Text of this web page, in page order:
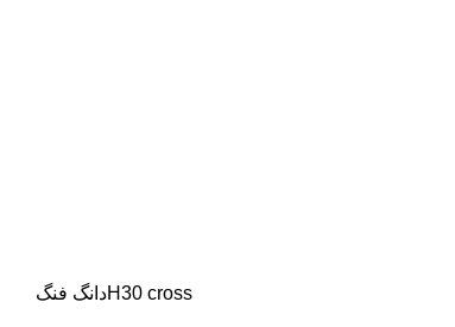
H30 crossدانگ فنگ